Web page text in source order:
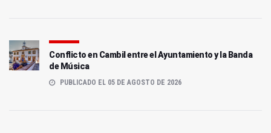
Conflicto en Cambil entre el Ayuntamiento y la Banda
de Música
PUBLICADO EL 05 DE AGOSTO DE 2026